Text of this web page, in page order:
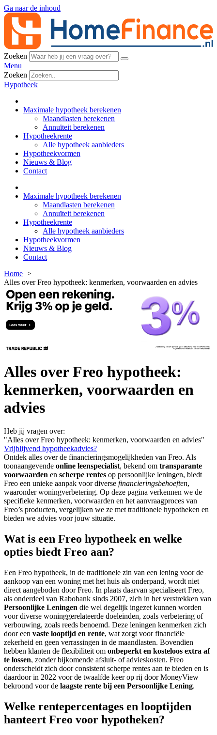
Ga naar de inhoud
Zoeken
Menu
Zoeken
Hypotheek
Maximale hypotheek berekenen
Maandlasten berekenen
Annuïteit berekenen
Hypotheekrente
Alle hypotheek aanbieders
Hypotheekvormen
Nieuws & Blog
Contact
Maximale hypotheek berekenen
Maandlasten berekenen
Annuïteit berekenen
Hypotheekrente
Alle hypotheek aanbieders
Hypotheekvormen
Nieuws & Blog
Contact
Home
Alles over Freo hypotheek: kenmerken, voorwaarden en advies
Alles over Freo hypotheek:
kenmerken, voorwaarden en
advies
Heb jij vragen over:
"Alles over Freo hypotheek: kenmerken, voorwaarden en advies"
Vrijblijvend hypotheekadvies?
Ontdek alles over de financieringsmogelijkheden van Freo. Als
toonaangevende online leenspecialist, bekend om transparante
voorwaarden en scherpe rentes op persoonlijke leningen, biedt
Freo een unieke aanpak voor diverse financieringsbehoeften,
waaronder woningverbetering. Op deze pagina verkennen we de
specifieke kenmerken, voorwaarden en het aanvraagproces van
Freo’s producten, vergelijken we ze met traditionele hypotheken en
bieden we advies voor jouw situatie.
Wat is een Freo hypotheek en welke
opties biedt Freo aan?
Een Freo hypotheek, in de traditionele zin van een lening voor de
aankoop van een woning met het huis als onderpand, wordt niet
direct aangeboden door Freo. In plaats daarvan specialiseert Freo,
als onderdeel van Rabobank sinds 2007, zich in het verstrekken van
Persoonlijke Leningen die wel degelijk ingezet kunnen worden
voor diverse woninggerelateerde doeleinden, zoals verbetering of
verbouwing, zoals reeds benoemd. Deze leningen kenmerken zich
door een vaste looptijd en rente, wat zorgt voor financiële
zekerheid en geen verrassingen in de maandlasten. Bovendien
hebben klanten de flexibiliteit om onbeperkt en kosteloos extra af
te lossen, zonder bijkomende afsluit- of advieskosten. Freo
onderscheidt zich door consistent scherpe rentes aan te bieden en is
daardoor in 2022 voor de twaalfde keer op rij door MoneyView
bekroond voor de laagste rente bij een Persoonlijke Lening.
Welke rentepercentages en looptijden
hanteert Freo voor hypotheken?